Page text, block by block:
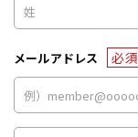
メールアドレス 必須